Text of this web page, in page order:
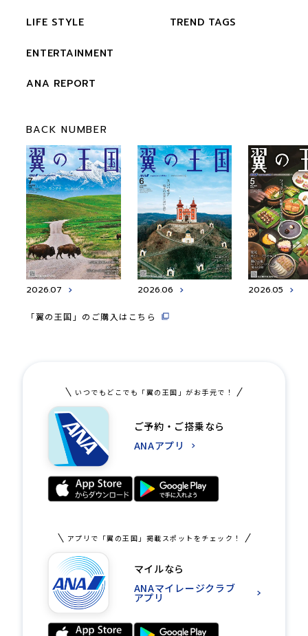
LIFE STYLE
ENTERTAINMENT
ANA REPORT
TREND TAGS
BACK NUMBER
2026.07 2026.06 2026.05
「翼の王国」のご購入はこちら
いつでもどこでも「翼の王国」がお手元で！
ご予約・ご搭乗なら
ANAアプリ
アプリで「翼の王国」掲載スポットをチェック！
マイルなら
ANAマイレージクラブ
アプリ